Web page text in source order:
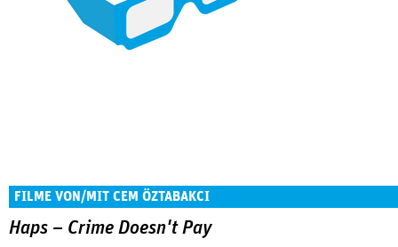
FILME VON/MIT CEM ÖZTABAKCI
Haps – Crime Doesn't Pay